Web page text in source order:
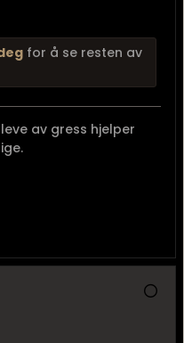
for å se resten av
av gress hjelper